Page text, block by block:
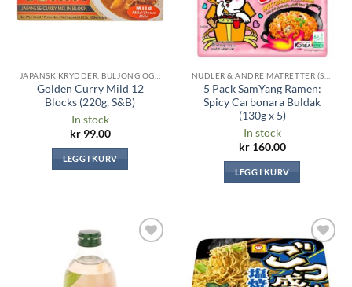
Golden Curry Mild 12
Blocks (220g, S&B)
In stock
kr99.00
LEGG I KURV
5 Pack SamYang Ramen:
Spicy Carbonara Buldak
(130g x 5)
In stock
kr160.00
LEGG I KURV
Legg til i
ønskeliste